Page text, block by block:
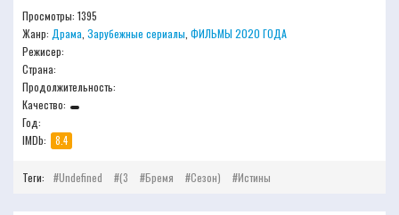
Просмотры: 1395
Жанр: Драма Зарубежные сериалы ФИЛЬМЫ 2020 ГОДА
Режисер:
Страна:
Продолжительность:
Качество:
Год:
IMDb:
8.4
Теги: Undefined (3 Бремя Сезон) Истины